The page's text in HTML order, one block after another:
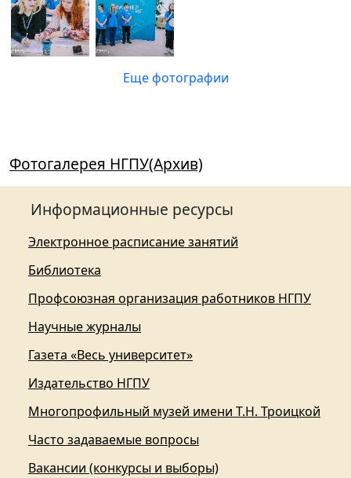
Еще фотографии
Фотогалерея НГПУ(Архив)
Информационные ресурсы
Электронное расписание занятий
Библиотека
Профсоюзная организация работников НГПУ
Научные журналы
Газета «Весь университет»
Издательство НГПУ
Многопрофильный музей имени Т.Н. Троицкой
Часто задаваемые вопросы
Вакансии (конкурсы и выборы)